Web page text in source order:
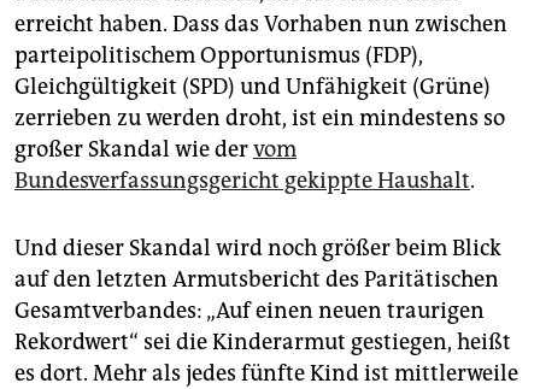
erreicht haben. Dass das Vorhaben nun zwischen
parteipolitischem Opportunismus (FDP),
Gleichgültigkeit (SPD) und Unfähigkeit (Grüne)
zerrieben zu werden droht, ist ein mindestens so
großer Skandal wie dervom
Bundesverfassungsgericht gekippte Haushalt.
Und dieser Skandal wird noch größer beim Blick
auf den letzten Armutsbericht des Paritätischen
Gesamtverbandes: „Auf einen neuen traurigen
Rekordwert“ sei die Kinderarmut gestiegen, heißt
es dort. Mehr als jedes fünfte Kind ist mittlerweile